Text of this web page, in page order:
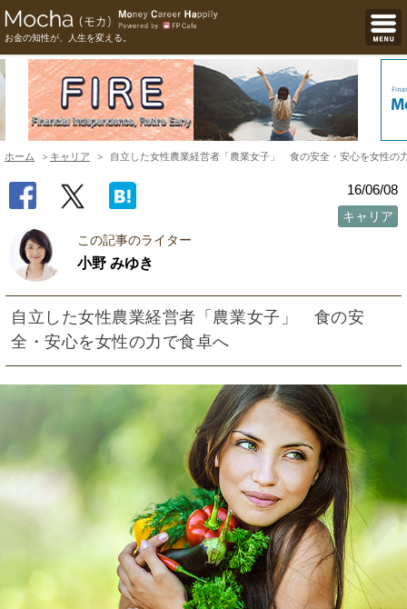
お金の知性が、人生を変える。
ホーム キャリア 自立した女性農業経営者「農業女子」 食の安全・安心を女性の
16/06/08
キャリア
この記事のライター
小野 みゆき
自立した女性農業経営者「農業女子」 食の安
全・安心を女性の力で食卓へ